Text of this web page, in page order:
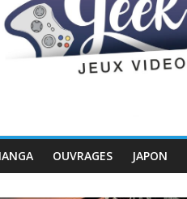
OUVRAGES JAPON